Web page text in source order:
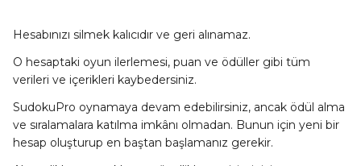
Hesabınızı silmek kalıcıdır ve geri alınamaz.
O hesaptaki oyun ilerlemesi, puan ve ödüller gibi tüm
verileri ve içerikleri kaybedersiniz.
SudokuPro oynamaya devam edebilirsiniz, ancak ödül alma
ve sıralamalara katılma imkânı olmadan. Bunun için yeni bir
hesap oluşturup en baştan başlamanız gerekir.